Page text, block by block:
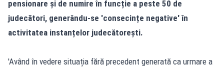
pensionare și de numire în funcție a peste 50 de
judecători, generându-se 'consecințe negative' în
activitatea instanțelor judecătorești.
'Având în vedere situația fără precedent generată ca urmare a